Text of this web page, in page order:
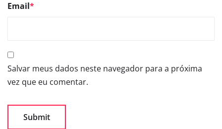
Email*
Salvar meus dados neste navegador para a próxima
vez que eu comentar.